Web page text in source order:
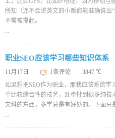
所知（连不会说英文的小贩都能准确说出
不常被提起。
...
职业SEO应该学习哪些知识体系
11月17日 1条评论
3847 ℃
如果想把SEO作为职业，那我应该系统
个比较综合性的技艺，既牵扯到很多纯
文科的东西，多学总是有好处的。下面只
...